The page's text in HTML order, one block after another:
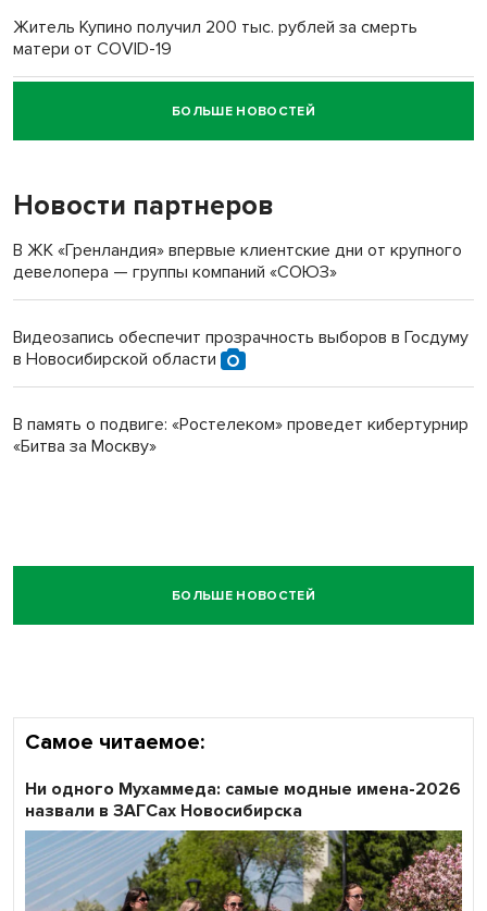
Житель Купино получил 200 тыс. рублей за смерть
матери от COVID-19
Новосибирский суд наказал водителя за смерть
пенсионерки на вокзале
БОЛЬШЕ НОВОСТЕЙ
Новости партнеров
В ЖК «Гренландия» впервые клиентские дни от крупного
девелопера — группы компаний «СОЮЗ»
Видеозапись обеспечит прозрачность выборов в Госдуму
в Новосибирской области
В память о подвиге: «Ростелеком» проведет кибертурнир
«Битва за Москву»
БОЛЬШЕ НОВОСТЕЙ
Самое читаемое:
Ни одного Мухаммеда: самые модные имена-2026
назвали в ЗАГСах Новосибирска